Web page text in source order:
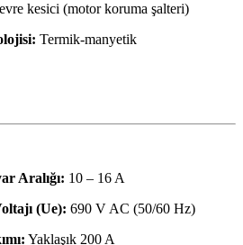
kesici (motor koruma şalteri)
Termik-manyetik
Aralığı: 10 – 16 A
(Ue): 690 V AC (50/60 Hz)
Yaklaşık 200 A